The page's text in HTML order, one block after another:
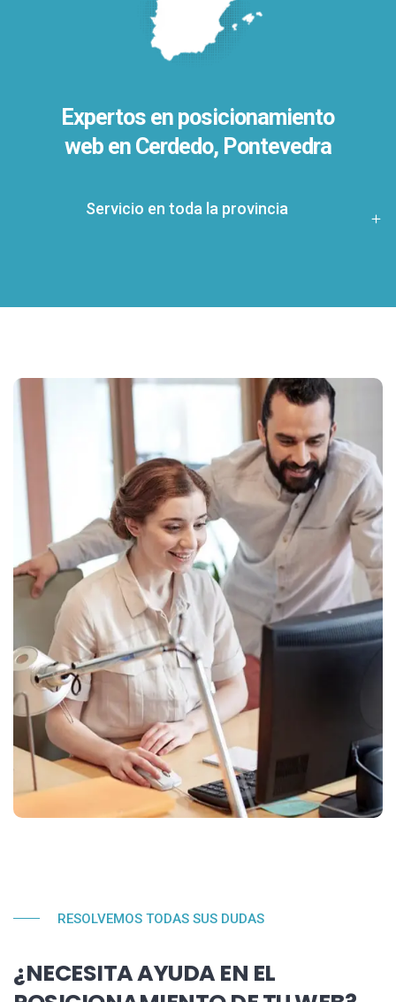
Expertos en posicionamiento
web en Cerdedo, Pontevedra
Servicio en toda la provincia
RESOLVEMOS TODAS SUS DUDAS
¿NECESITA AYUDA EN EL